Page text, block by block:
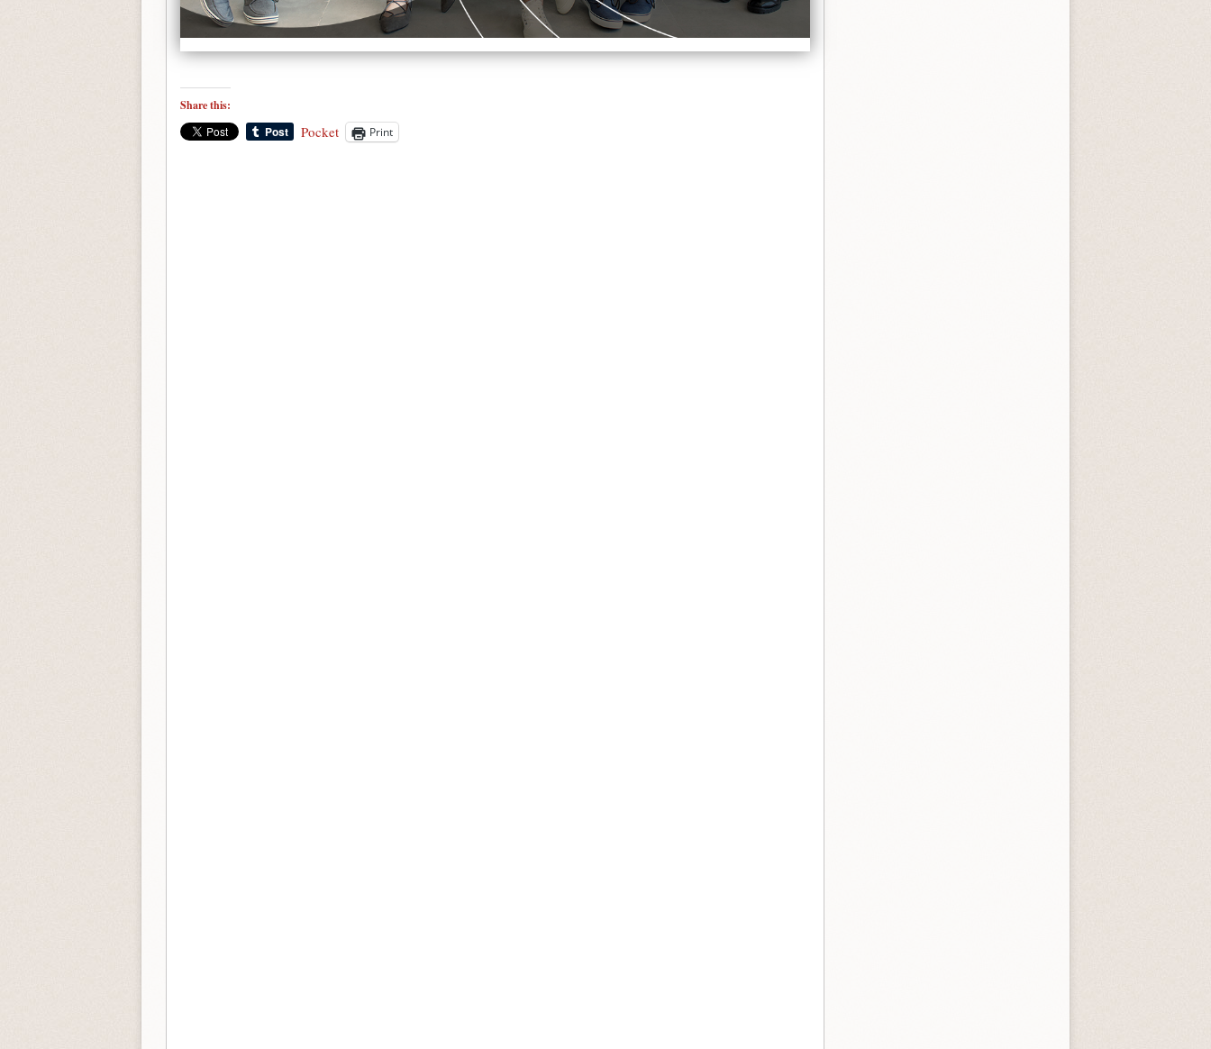
Share this:
Pocket Print